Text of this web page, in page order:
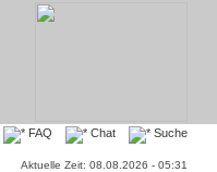
FAQ Chat Suche
Aktuelle Zeit: 08.08.2026 - 05:31